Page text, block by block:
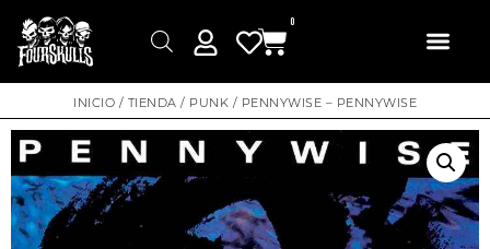
0
INICIO / TIENDA / PUNK / PENNYWISE – PENNYWISE